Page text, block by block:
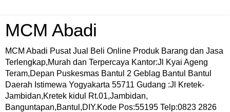
MCM Abadi
MCM Abadi Pusat Jual Beli Online Produk Barang dan Jasa
Terlengkap,Murah dan Terpercaya Kantor:Jl Kyai Ageng
Teram,Depan Puskesmas Bantul 2 Geblag Bantul Bantul
Daerah Istimewa Yogyakarta 55711 Gudang :Jl Kretek-
Jambidan,Kretek kidul Rt.01,Jambidan,
Banguntapan,Bantul,DIY.Kode Pos:55195 Telp:0823 2826